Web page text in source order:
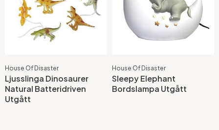
House Of Disaster
Ljusslinga Dinosaurer
Natural Batteridriven
Utgått
House Of Disaster
Sleepy Elephant
Bordslampa Utgått